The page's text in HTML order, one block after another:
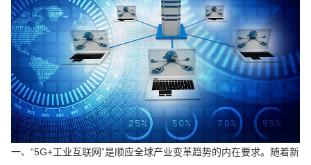
一、“5G+工业互联网”是顺应全球产业变革趋势的内在要求。随着新